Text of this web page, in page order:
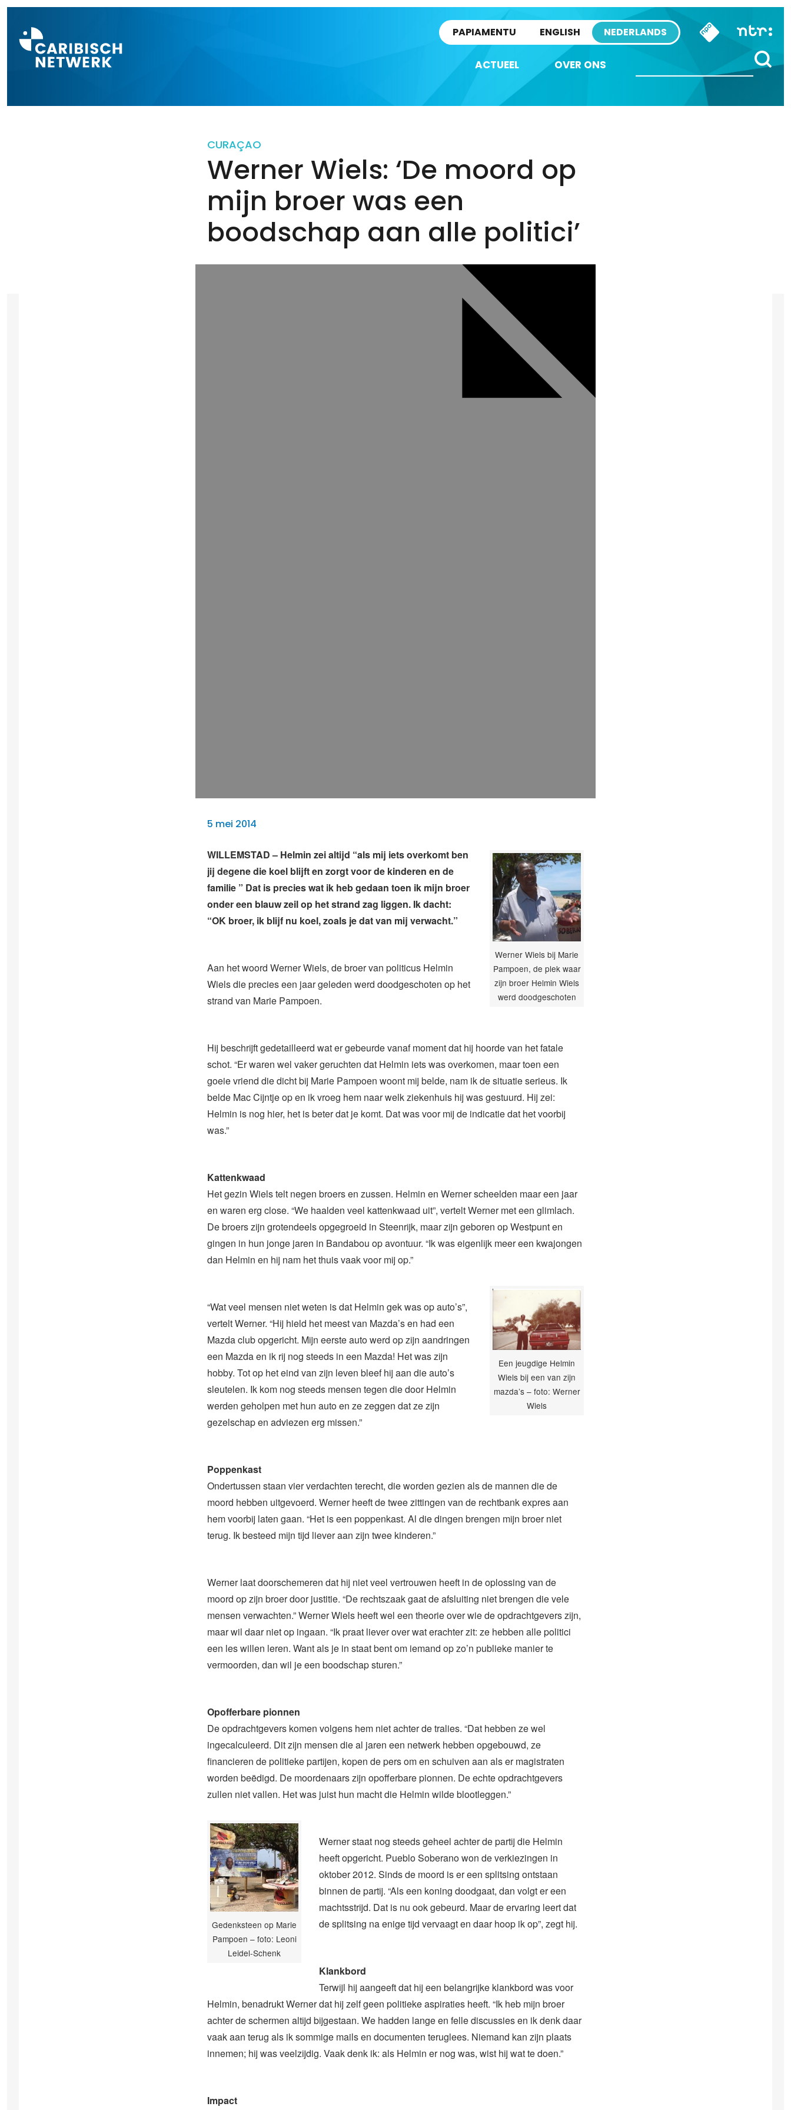
PAPIAMENTU ENGLISH NEDERLANDS
ACTUEEL OVER ONS
CURAÇAO
Werner Wiels: ‘De moord op
mijn broer was een
boodschap aan alle politici’
5 mei 2014
Werner Wiels bij Marie
Pampoen, de plek waar
zijn broer Helmin Wiels
werd doodgeschoten
WILLEMSTAD – Helmin zei altijd “als mij iets overkomt ben
jij degene die koel blijft en zorgt voor de kinderen en de
familie ” Dat is precies wat ik heb gedaan toen ik mijn broer
onder een blauw zeil op het strand zag liggen. Ik dacht:
“OK broer, ik blijf nu koel, zoals je dat van mij verwacht.”
Aan het woord Werner Wiels, de broer van politicus Helmin
Wiels die precies een jaar geleden werd doodgeschoten op het
strand van Marie Pampoen.
Hij beschrijft gedetailleerd wat er gebeurde vanaf moment dat hij hoorde van het fatale
schot. “Er waren wel vaker geruchten dat Helmin iets was overkomen, maar toen een
goeie vriend die dicht bij Marie Pampoen woont mij belde, nam ik de situatie serieus. Ik
belde Mac Cijntje op en ik vroeg hem naar welk ziekenhuis hij was gestuurd. Hij zei:
Helmin is nog hier, het is beter dat je komt. Dat was voor mij de indicatie dat het voorbij
was.”
Kattenkwaad
Het gezin Wiels telt negen broers en zussen. Helmin en Werner scheelden maar een jaar
en waren erg close. “We haalden veel kattenkwaad uit”, vertelt Werner met een glimlach.
De broers zijn grotendeels opgegroeid in Steenrijk, maar zijn geboren op Westpunt en
gingen in hun jonge jaren in Bandabou op avontuur. “Ik was eigenlijk meer een kwajongen
dan Helmin en hij nam het thuis vaak voor mij op.”
Een jeugdige Helmin
Wiels bij een van zijn
mazda’s – foto: Werner
Wiels
“Wat veel mensen niet weten is dat Helmin gek was op auto’s”,
vertelt Werner. “Hij hield het meest van Mazda’s en had een
Mazda club opgericht. Mijn eerste auto werd op zijn aandringen
een Mazda en ik rij nog steeds in een Mazda! Het was zijn
hobby. Tot op het eind van zijn leven bleef hij aan die auto’s
sleutelen. Ik kom nog steeds mensen tegen die door Helmin
werden geholpen met hun auto en ze zeggen dat ze zijn
gezelschap en adviezen erg missen.”
Poppenkast
Ondertussen staan vier verdachten terecht, die worden gezien als de mannen die de
moord hebben uitgevoerd. Werner heeft de twee zittingen van de rechtbank expres aan
hem voorbij laten gaan. “Het is een poppenkast. Al die dingen brengen mijn broer niet
terug. Ik besteed mijn tijd liever aan zijn twee kinderen.”
Werner laat doorschemeren dat hij niet veel vertrouwen heeft in de oplossing van de
moord op zijn broer door justitie. “De rechtszaak gaat de afsluiting niet brengen die vele
mensen verwachten.” Werner Wiels heeft wel een theorie over wie de opdrachtgevers zijn,
maar wil daar niet op ingaan. “Ik praat liever over wat erachter zit: ze hebben alle politici
een les willen leren. Want als je in staat bent om iemand op zo’n publieke manier te
vermoorden, dan wil je een boodschap sturen.”
Opofferbare pionnen
De opdrachtgevers komen volgens hem niet achter de tralies. “Dat hebben ze wel
ingecalculeerd. Dit zijn mensen die al jaren een netwerk hebben opgebouwd, ze
financieren de politieke partijen, kopen de pers om en schuiven aan als er magistraten
worden beëdigd. De moordenaars zijn opofferbare pionnen. De echte opdrachtgevers
zullen niet vallen. Het was juist hun macht die Helmin wilde blootleggen.”
Gedenksteen op Marie
Pampoen – foto: Leoni
Leidel-Schenk
Werner staat nog steeds geheel achter de partij die Helmin
heeft opgericht. Pueblo Soberano won de verkiezingen in
oktober 2012. Sinds de moord is er een splitsing ontstaan
binnen de partij. “Als een koning doodgaat, dan volgt er een
machtsstrijd. Dat is nu ook gebeurd. Maar de ervaring leert dat
de splitsing na enige tijd vervaagt en daar hoop ik op”, zegt hij.
Klankbord
Terwijl hij aangeeft dat hij een belangrijke klankbord was voor
Helmin, benadrukt Werner dat hij zelf geen politieke aspiraties heeft. “Ik heb mijn broer
achter de schermen altijd bijgestaan. We hadden lange en felle discussies en ik denk daar
vaak aan terug als ik sommige mails en documenten teruglees. Niemand kan zijn plaats
innemen; hij was veelzijdig. Vaak denk ik: als Helmin er nog was, wist hij wat te doen.”
Impact